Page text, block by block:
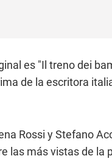
es "Il treno dei
de la escritora
Rossi y Stefano
las más vistas de la